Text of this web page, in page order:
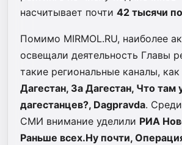
насчитывает почти 42 тысячи
Помимо MIRMOL.RU, наиболее
освещали деятельность Главы
такие региональные каналы, как
Дагестан, За Дагестан, Что там
дагестанцев?, Dagpravda.
СМИ внимание уделили РИА
Раньше всех.Ну почти,